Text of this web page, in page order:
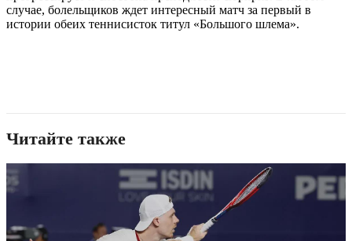
случае, болельщиков ждет интересный матч за первый в
истории обеих теннисисток титул «Большого шлема».
Читайте также